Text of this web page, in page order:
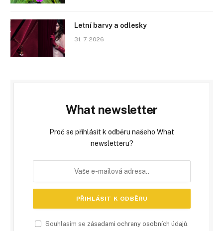
Letní barvy a odlesky
31. 7. 2026
What newsletter
Proč se přihlásit k odběru našeho What
newsletteru?
Souhlasím se zásadami ochrany osobních údajů.